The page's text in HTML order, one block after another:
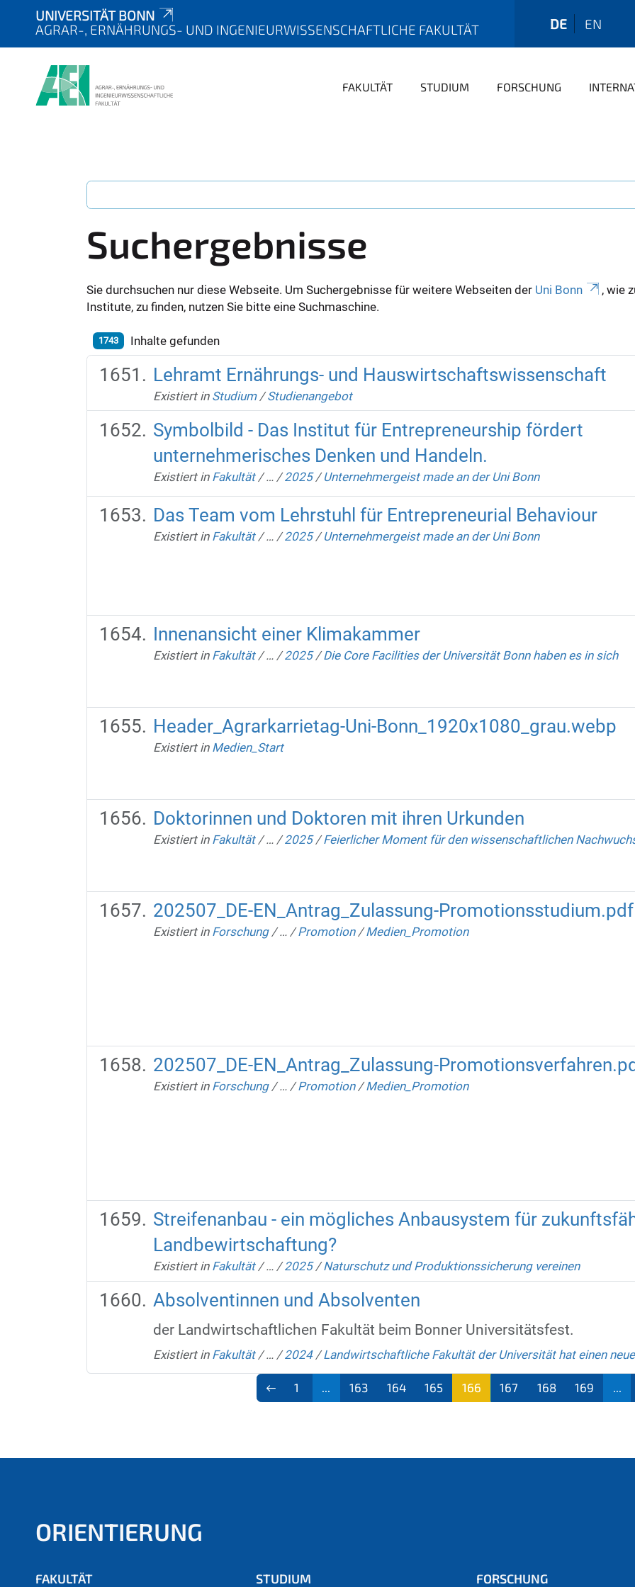
UNIVERSITÄT BONN
AGRAR-, ERNÄHRUNGS- UND INGENIEURWISSENSCHAFTLICHE FAKULTÄT
DE EN
FAKULTÄT STUDIUM FORSCHUNG
Suchergebnisse
Sie durchsuchen nur diese Webseite. Um Suchergebnisse für weitere Webseiten der Uni Bonn
, wie
Institute, zu finden, nutzen Sie bitte eine Suchmaschine.
1743 Inhalte gefunden
Lehramt Ernährungs- und Hauswirtschaftswissenschaft
Existiert in Studium /Studienangebot
Symbolbild - Das Institut für Entrepreneurship fördert
unternehmerisches Denken und Handeln.
Existiert in Fakultät /… /2025 /Unternehmergeist made an der Uni Bonn
Das Team vom Lehrstuhl für Entrepreneurial Behaviour
Existiert in Fakultät /… /2025 /Unternehmergeist made an der Uni Bonn
Innenansicht einer Klimakammer
Existiert in Fakultät /… /2025 /Die Core Facilities der Universität Bonn haben es in sich
Header_Agrarkarrietag-Uni-Bonn_1920x1080_grau.webp
Existiert in Medien_Start
Doktorinnen und Doktoren mit ihren Urkunden
Existiert in Fakultät /… /2025 /Feierlicher Moment für den wissenschaftlichen
202507_DE-EN_Antrag_Zulassung-Promotionsstudium.pdf
Existiert in Forschung /… /Promotion /Medien_Promotion
202507_DE-EN_Antrag_Zulassung-
Existiert in Forschung /… /Promotion /Medien_Promotion
Streifenanbau - ein mögliches Anbausystem für
Landbewirtschaftung?
Existiert in Fakultät /… /2025 /Naturschutz und Produktionssicherung vereinen
Absolventinnen und Absolventen
der Landwirtschaftlichen Fakultät beim Bonner Universitätsfest.
Existiert in Fakultät /… /2024 /Landwirtschaftliche Fakultät der Universität hat einen
1 163 164 165
166
167 168 169
ORIENTIERUNG
FAKULTÄT STUDIUM FORSCHUNG